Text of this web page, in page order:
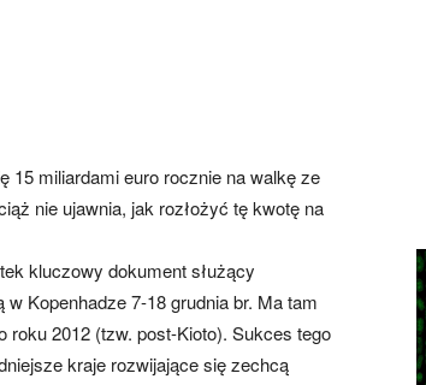
15 miliardami euro rocznie na walkę ze
nie ujawnia, jak rozłożyć tę kwotę na
kluczowy dokument służący
Kopenhadze 7-18 grudnia br. Ma tam
2012 (tzw. post-Kioto). Sukces tego
kraje rozwijające się zechcą